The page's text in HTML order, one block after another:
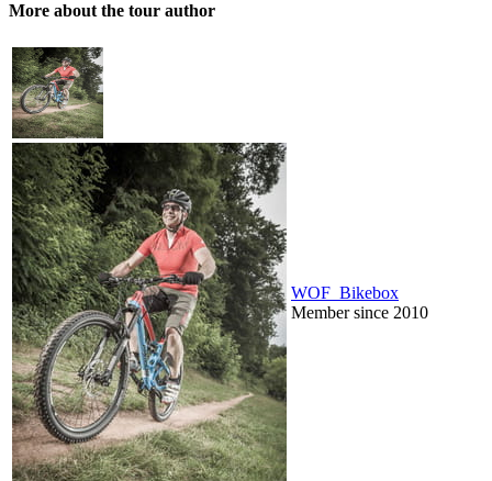
More about the tour author
WOF_Bikebox
Member since 2010